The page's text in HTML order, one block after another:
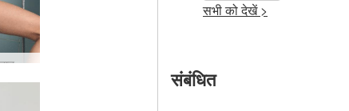
सिल्वी बुश स्नान #37
सभी को देखें >
संबंधित